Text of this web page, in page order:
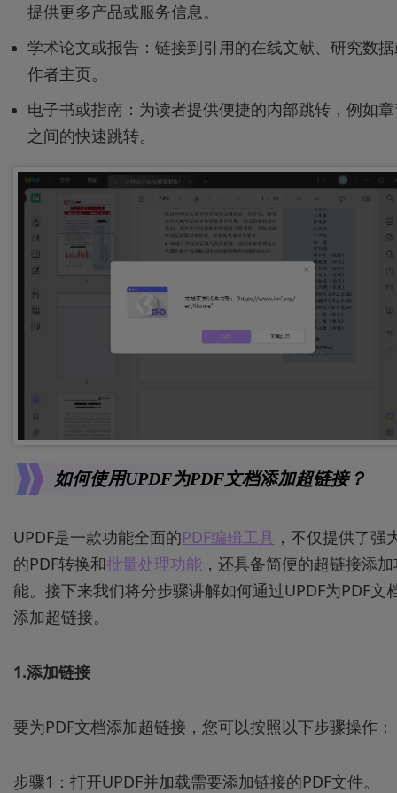
提供更多产品或服务信息。
学术论文或报告：链接到引用的在线文献、研究数
作者主页。
电子书或指南：为读者提供便捷的内部跳转，例如
之间的快速跳转。
如何使用UPDF为PDF文档添加超链接？
UPDF是一款功能全面的PDF编辑工具 ，不仅提供了强
的PDF转换和批量处理功能 ，还具备简便的超链接添
能。接下来我们将分步骤讲解如何通过UPDF为PDF文
添加超链接。
1.添加链接
要为PDF文档添加超链接，您可以按照以下步骤操作：
步骤1：打开UPDF并加载需要添加链接的PDF文件。